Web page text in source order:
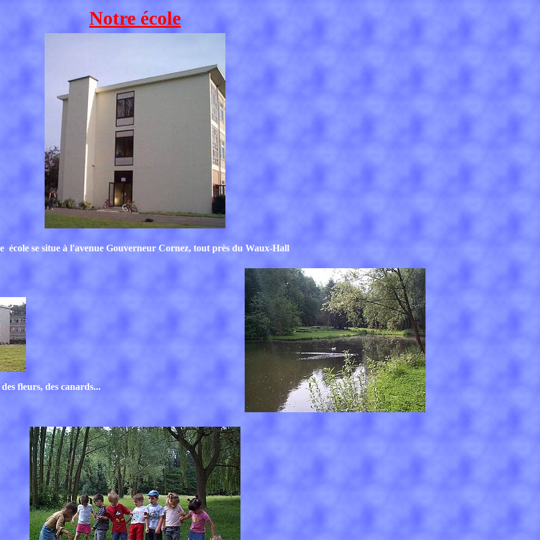
Notre école
école se situe à l'avenue Gouverneur Cornez, tout près du Waux-Hall
fleurs, des canards...